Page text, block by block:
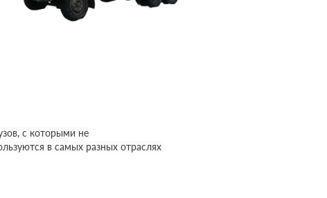
с которыми не
в самых разных отраслях